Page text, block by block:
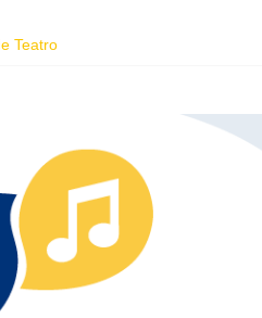
Teatro
e programação gratuita de cinema
da rede pública